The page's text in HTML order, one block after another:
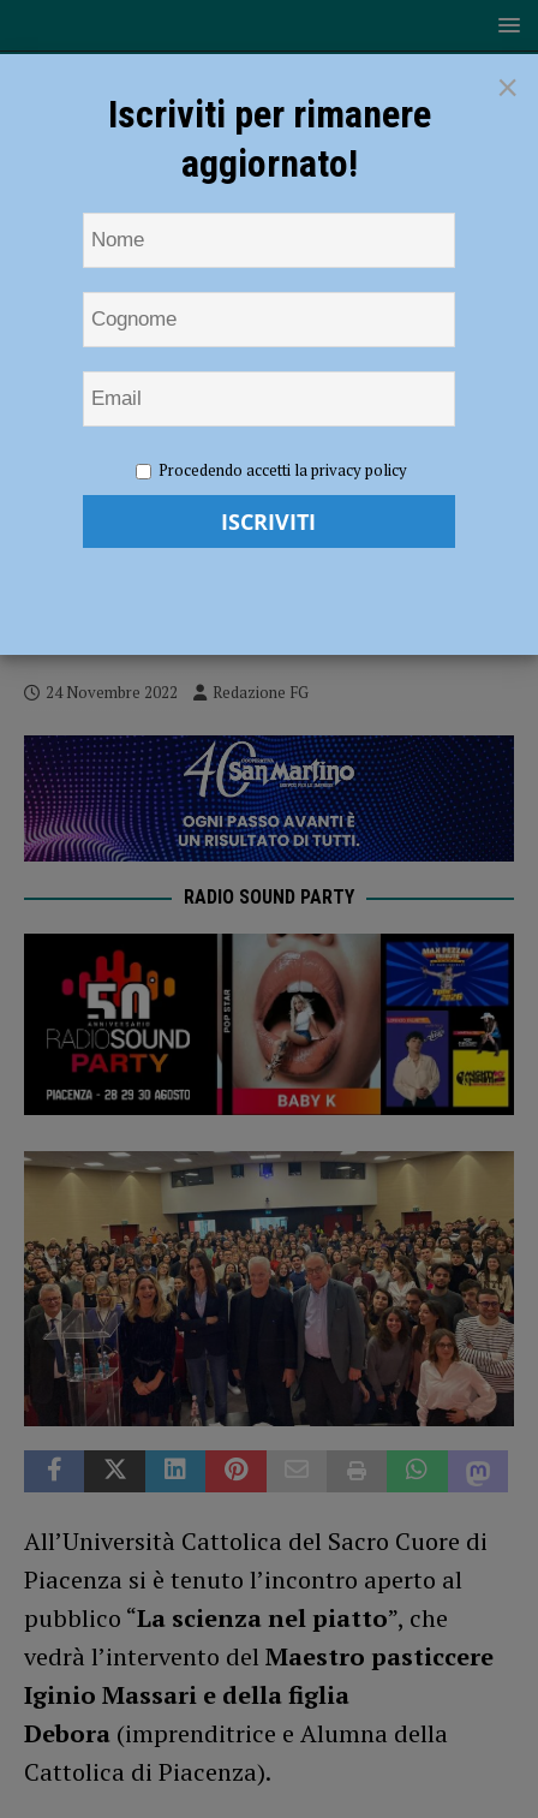
piatto”, alla Cattolica lezione aperta con Iginio Massari e la figlia
Debora – FOTO
“La scienza nel piatto”, alla Cattolica
24 Novembre 2022 Redazione FG
RADIO SOUND PARTY
All’Università Cattolica del Sacro Cuore di
Piacenza si è tenuto l’incontro aperto al
pubblico “La scienza nel piatto”, che
vedrà l’intervento del Maestro pasticcere
Iginio Massari e della figlia
Debora (imprenditrice e Alumna della
Cattolica di Piacenza).
×
Iscriviti per rimanere
aggiornato!
Procedendo accetti la privacy policy